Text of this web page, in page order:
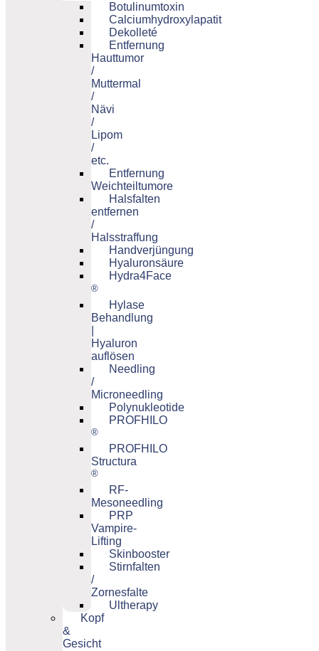
Botulinumtoxin
Calciumhydroxylapatit
Dekolleté
Entfernung
Hauttumor
/
Muttermal
/
Nävi
/
Lipom
/
etc.
Entfernung
Weichteiltumore
Halsfalten
entfernen
/
Halsstraffung
Handverjüngung
Hyaluronsäure
Hydra4Face
®
Hylase
Behandlung
Hyaluron
auflösen
Needling
/
Microneedling
Polynukleotide
PROFHILO
®
PROFHILO
Structura
®
RF-
Mesoneedling
PRP
Vampire-
Lifting
Skinbooster
Stirnfalten
/
Zornesfalte
Ultherapy
Kopf
&
Gesicht